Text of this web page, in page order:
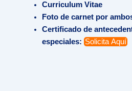
Curriculum Vitae
Foto de carnet por
Certificado de
especiales: Solicita Aquí